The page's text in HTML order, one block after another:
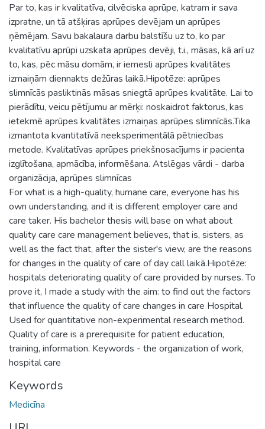
Par to, kas ir kvalitatīva, cilvēciska aprūpe, katram ir sava
izpratne, un tā atšķiras aprūpes devējam un aprūpes
ņēmējam. Savu bakalaura darbu balstīšu uz to, ko par
kvalitatīvu aprūpi uzskata aprūpes devēji, t.i., māsas, kā arī uz
to, kas, pēc māsu domām, ir iemesli aprūpes kvalitātes
izmaiņām diennakts dežūras laikā.Hipotēze: aprūpes
slimnīcās pasliktinās māsas sniegtā aprūpes kvalitāte. Lai to
pierādītu, veicu pētījumu ar mērķi: noskaidrot faktorus, kas
ietekmē aprūpes kvalitātes izmaiņas aprūpes slimnīcās.Tika
izmantota kvantitatīvā neeksperimentālā pētniecības
metode. Kvalitatīvas aprūpes priekšnosacījums ir pacienta
izglītošana, apmācība, informēšana. Atslēgas vārdi - darba
organizācija, aprūpes slimnīcas
For what is a high-quality, humane care, everyone has his
own understanding, and it is different employer care and
care taker. His bachelor thesis will base on what about
quality care care management believes, that is, sisters, as
well as the fact that, after the sister's view, are the reasons
for changes in the quality of care of day call laikā.Hipotēze:
hospitals deteriorating quality of care provided by nurses. To
prove it, I made a study with the aim: to find out the factors
that influence the quality of care changes in care Hospital.
Used for quantitative non-experimental research method.
Quality of care is a prerequisite for patient education,
training, information. Keywords - the organization of work,
hospital care
Keywords
Medicīna